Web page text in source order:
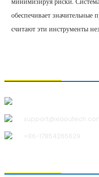
обеспечивает
считают эти инструменты
+86-17854265629